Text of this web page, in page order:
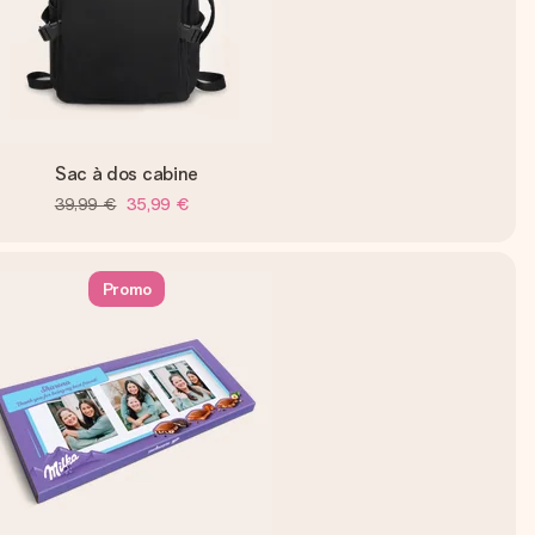
Sac à dos cabine
39,99 € 35,99 €
Promo